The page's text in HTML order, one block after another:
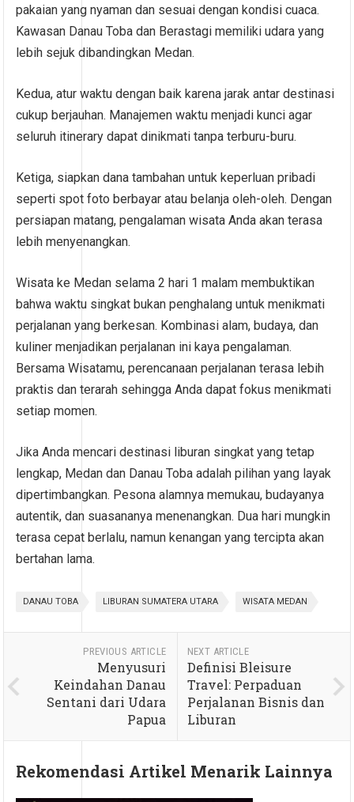
pakaian yang nyaman dan sesuai dengan kondisi cuaca.
Kawasan Danau Toba dan Berastagi memiliki udara yang
lebih sejuk dibandingkan Medan.
Kedua, atur waktu dengan baik karena jarak antar destinasi
cukup berjauhan. Manajemen waktu menjadi kunci agar
seluruh itinerary dapat dinikmati tanpa terburu-buru.
Ketiga, siapkan dana tambahan untuk keperluan pribadi
seperti spot foto berbayar atau belanja oleh-oleh. Dengan
persiapan matang, pengalaman wisata Anda akan terasa
lebih menyenangkan.
Wisata ke Medan selama 2 hari 1 malam membuktikan
bahwa waktu singkat bukan penghalang untuk menikmati
perjalanan yang berkesan. Kombinasi alam, budaya, dan
kuliner menjadikan perjalanan ini kaya pengalaman.
Bersama Wisatamu, perencanaan perjalanan terasa lebih
praktis dan terarah sehingga Anda dapat fokus menikmati
setiap momen.
Jika Anda mencari destinasi liburan singkat yang tetap
lengkap, Medan dan Danau Toba adalah pilihan yang layak
dipertimbangkan. Pesona alamnya memukau, budayanya
autentik, dan suasananya menenangkan. Dua hari mungkin
terasa cepat berlalu, namun kenangan yang tercipta akan
bertahan lama.
DANAU TOBA LIBURAN SUMATERA UTARA WISATA MEDAN
PREVIOUS ARTICLE
Menyusuri
Keindahan Danau
Sentani dari Udara
Papua
NEXT ARTICLE
Definisi Bleisure
Travel: Perpaduan
Perjalanan Bisnis dan
Liburan
Rekomendasi Artikel Menarik Lainnya